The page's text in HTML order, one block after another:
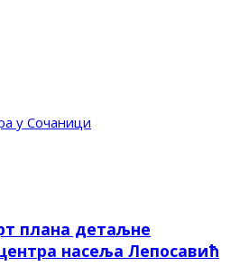
у Сочаници
плана детаљне
насеља Лепосавић